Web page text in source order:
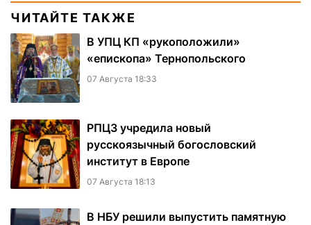
ЧИТАЙТЕ ТАКЖЕ
В УПЦ КП «рукоположили»
«епископа» Тернопольского
07 Августа 18:33
РПЦЗ учредила новый
русскоязычный богословский
институт в Европе
07 Августа 18:13
В НБУ решили выпустить памятную